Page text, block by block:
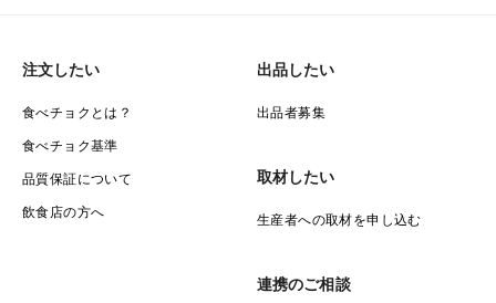
めの段階で採る場合もございます
配送の際は、『ゆりか～ご』というイチゴの配送に適し
た容器を使います。
チゴ同士がこすれて傷つくことがありません。
注文したい
食べチョクとは？
食べチョク基準
品質保証について
飲食店の方へ
出品したい
出品者募集
取材したい
生産者への取材を申し込む
連携のご相談